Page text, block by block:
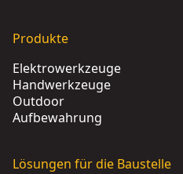
Produkte
Elektrowerkzeuge
Handwerkzeuge
Outdoor
Aufbewahrung
Lösungen für die Baustelle